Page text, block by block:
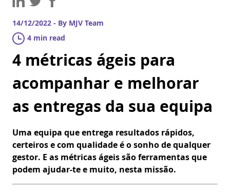
14/12/2022 - By MJV Team
4 min read
4 métricas ágeis para
acompanhar e melhorar
as entregas da sua equipa
Uma equipa que entrega resultados rápidos,
certeiros e com qualidade é o sonho de qualquer
gestor. E as métricas ágeis são ferramentas que
podem ajudar-te e muito, nesta missão.